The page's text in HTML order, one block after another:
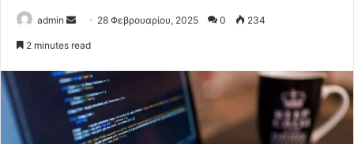
admin
Send 28 Φεβρουαρίου, 2025 0 234
2 minutes read